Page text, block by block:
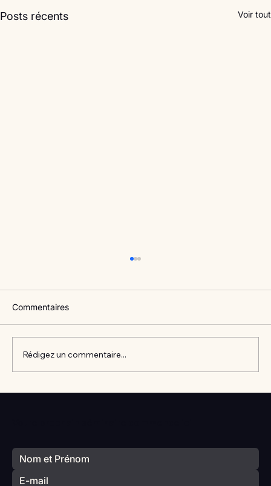
Posts récents Voir tout
Commentaires
Rédigez un commentaire...